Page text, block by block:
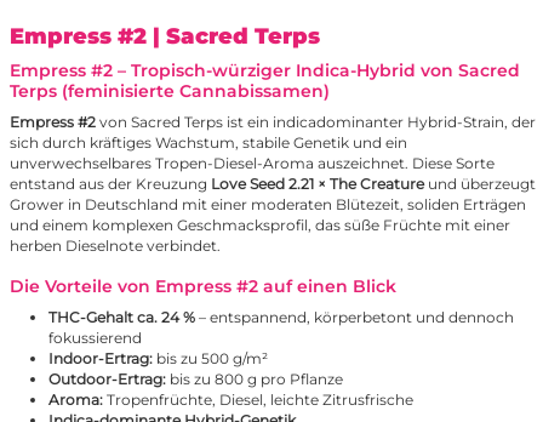
Empress #2 | Sacred Terps
Empress #2 – Tropisch-würziger Indica-Hybrid von Sacred
Terps (feminisierte Cannabissamen)
Empress #2 von Sacred Terps ist ein indicadominanter Hybrid-Strain, der
sich durch kräftiges Wachstum, stabile Genetik und ein
unverwechselbares Tropen-Diesel-Aroma auszeichnet. Diese Sorte
entstand aus der Kreuzung Love Seed 2.21 × The Creatureund überzeugt
Grower in Deutschland mit einer moderaten Blütezeit, soliden Erträgen
und einem komplexen Geschmacksprofil, das süße Früchte mit einer
herben Dieselnote verbindet.
Die Vorteile von Empress #2 auf einen Blick
THC-Gehalt ca. 24 % – entspannend, körperbetont und dennoch
fokussierend
Indoor-Ertrag: bis zu 500 g/m²
Outdoor-Ertrag: bis zu 800 g pro Pflanze
Aroma: Tropenfrüchte, Diesel, leichte Zitrusfrische